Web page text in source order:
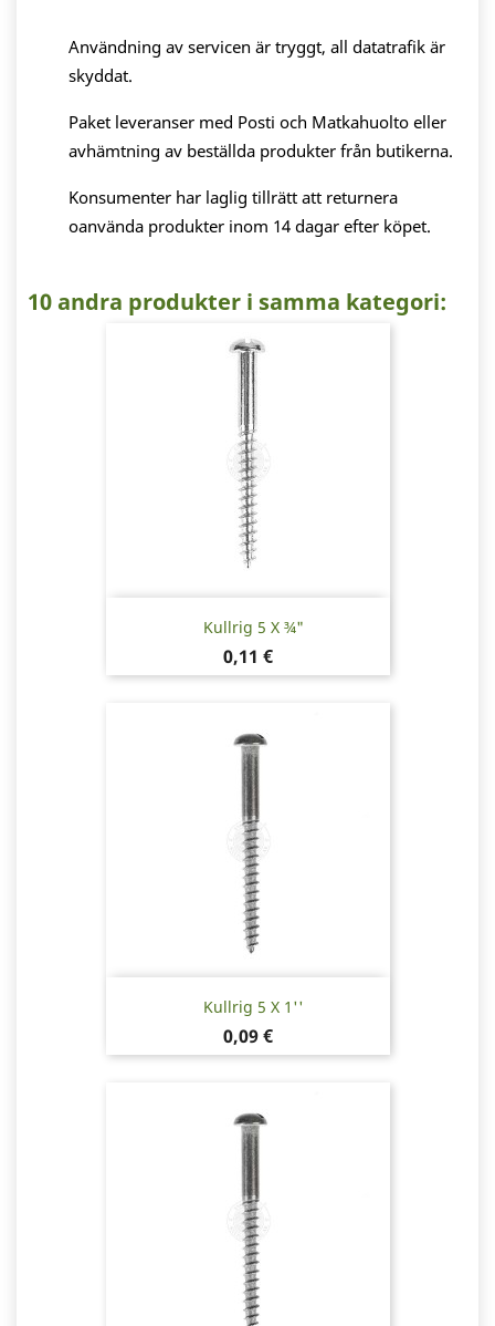
Användning av servicen är tryggt, all datatrafik är
skyddat.
Paket leveranser med Posti och Matkahuolto eller
avhämtning av beställda produkter från butikerna.
Konsumenter har laglig tillrätt att returnera
oanvända produkter inom 14 dagar efter köpet.
10 andra produkter i samma kategori:
Kullrig 5 X ¾"
Pris
0,11 €
Kullrig 5 X 1''
Pris
0,09 €